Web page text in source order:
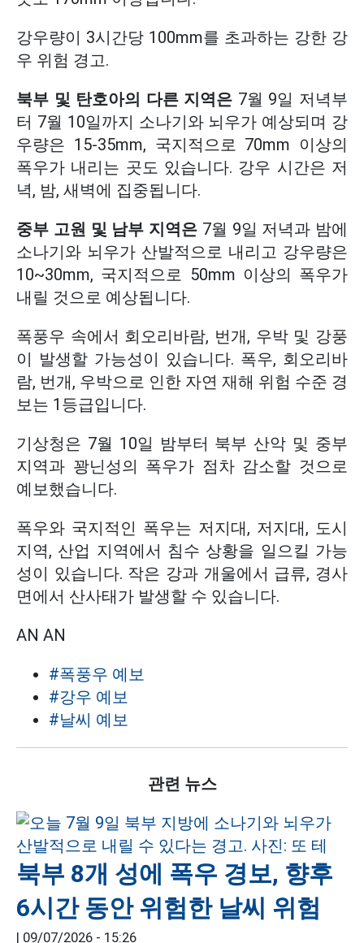
강우량이 3시간당 100mm를 초과하는 강한 강
우 위험 경고.
북부 및 탄호아의 다른 지역은 7월 9일 저녁부
터 7월 10일까지 소나기와 뇌우가 예상되며 강
우량은 15-35mm, 국지적으로 70mm 이상의
폭우가 내리는 곳도 있습니다. 강우 시간은 저
녁, 밤, 새벽에 집중됩니다.
중부 고원 및 남부 지역은 7월 9일 저녁과 밤에
소나기와 뇌우가 산발적으로 내리고 강우량은
10~30mm, 국지적으로 50mm 이상의 폭우가
내릴 것으로 예상됩니다.
폭풍우 속에서 회오리바람, 번개, 우박 및 강풍
이 발생할 가능성이 있습니다. 폭우, 회오리바
람, 번개, 우박으로 인한 자연 재해 위험 수준 경
보는 1등급입니다.
기상청은 7월 10일 밤부터 북부 산악 및 중부
지역과 꽝닌성의 폭우가 점차 감소할 것으로
예보했습니다.
폭우와 국지적인 폭우는 저지대, 저지대, 도시
지역, 산업 지역에서 침수 상황을 일으킬 가능
성이 있습니다. 작은 강과 개울에서 급류, 경사
면에서 산사태가 발생할 수 있습니다.
AN AN
#폭풍우 예보
#강우 예보
#날씨 예보
관련 뉴스
북부 8개 성에 폭우 경보, 향후
6시간 동안 위험한 날씨 위험
| 09/07/2026 - 15:26